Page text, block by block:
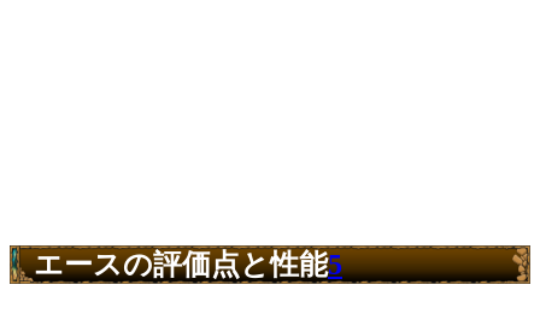
エースの評価点と性能5